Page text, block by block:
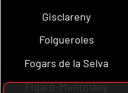
Gisclareny
Folgueroles
Fogars de la Selva
Figaró-Montmany